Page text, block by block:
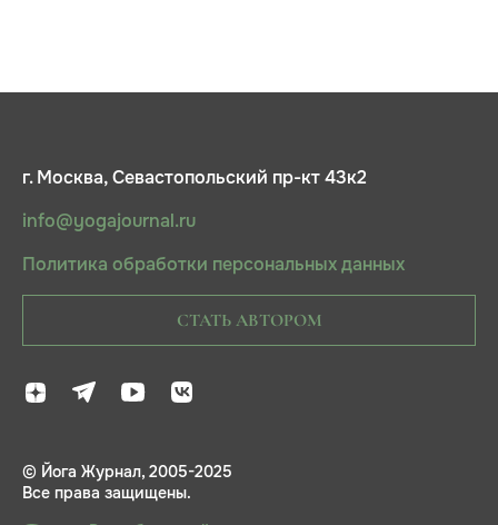
г. Москва, Севастопольский пр-кт 43к2
info@yogajournal.ru
Политика обработки персональных данных
СТАТЬ АВТОРОМ
© Йога Журнал, 2005-2025
Все права защищены.